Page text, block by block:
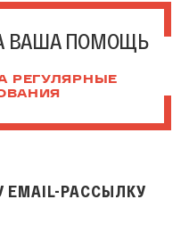
ВАША ПОМОЩЬ
РЕГУЛЯРНЫЕ
РАССЫЛКУ